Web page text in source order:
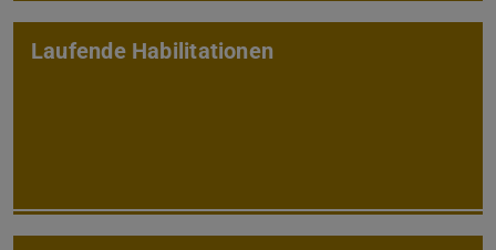
Laufende Habilitationen